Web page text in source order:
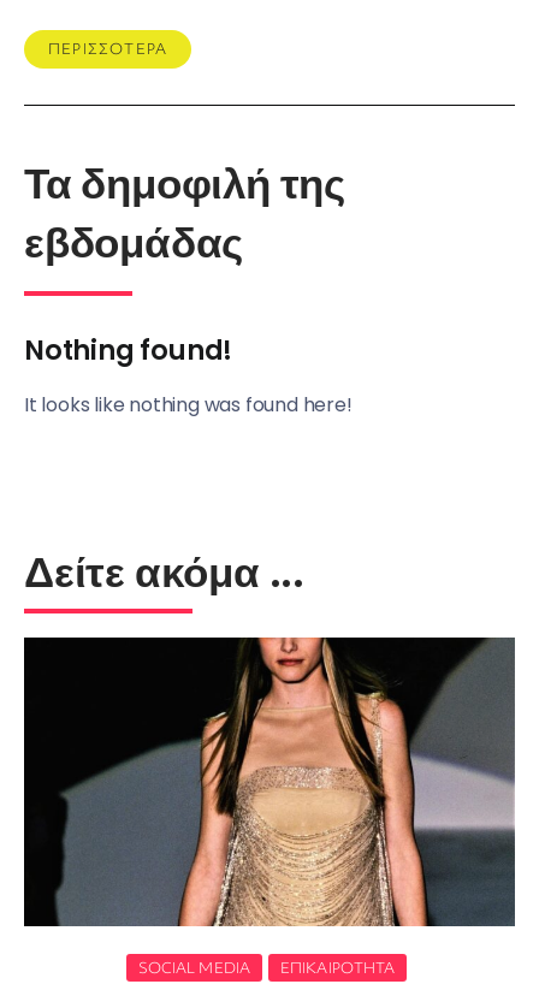
ΠΕΡΙΣΣΟΤΕΡΑ
Τα δημοφιλή της
εβδομάδας
Nothing found!
It looks like nothing was found here!
Δείτε ακόμα ...
SOCIAL MEDIA ΕΠΙΚΑΙΡΌΤΗΤΑ